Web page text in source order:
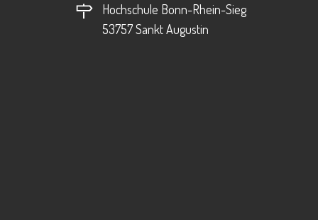
Hochschule Bonn-Rhein-Sieg
53757 Sankt Augustin